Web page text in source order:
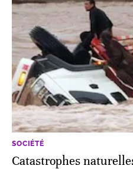
SOCIÉTÉ
Catastrophes